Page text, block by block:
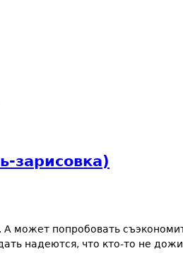
зарисовка)
может попробовать
надеются, что кто-то не